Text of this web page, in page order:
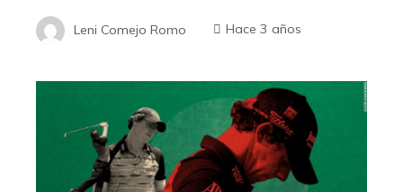
Leni Comejo Romo Hace 3 años